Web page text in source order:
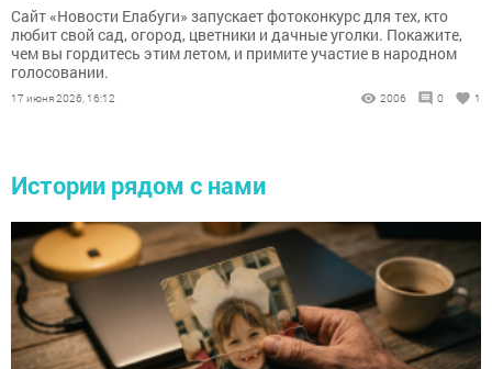
Сайт «Новости Елабуги» запускает фотоконкурс для тех, кто
любит свой сад, огород, цветники и дачные уголки. Покажите,
чем вы гордитесь этим летом, и примите участие в народном
голосовании.
17 июня 2026, 16:12 2006 0 1
Истории рядом с нами